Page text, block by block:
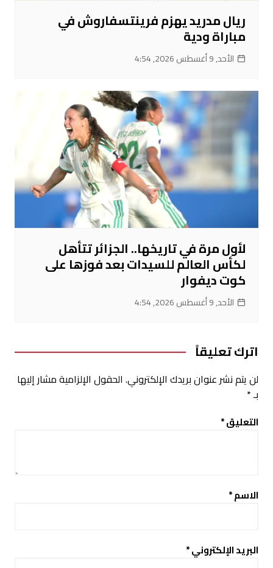
ريال مدريد يهزم فرينتسفاروش في
مباراة ودية
الأحد, 9 أغسطس 2026, 4:54
لأول مرة في تاريخها.. الجزائر تتأهل
لكأس العالم للسيدات بعد فوزها على
كوت ديفوار
الأحد, 9 أغسطس 2026, 4:54
اترك تعليقاً
لن يتم نشر عنوان بريدك الإلكتروني. الحقول الإلزامية مشار إليها
بـ*
التعليق*
الاسم*
البريد الإلكتروني*